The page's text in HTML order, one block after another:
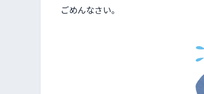
ごめんなさい。